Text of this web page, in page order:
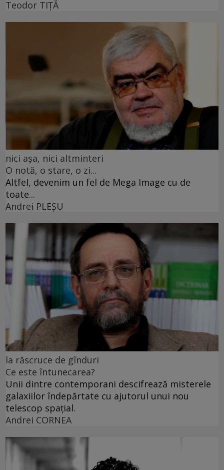
Teodor TIŢĂ
nici așa, nici altminteri
O notă, o stare, o zi...
Altfel, devenim un fel de Mega Image cu de
toate...
Andrei PLEŞU
la răscruce de gînduri
Ce este întunecarea?
Unii dintre contemporani descifrează misterele
galaxiilor îndepărtate cu ajutorul unui nou
telescop spațial.
Andrei CORNEA